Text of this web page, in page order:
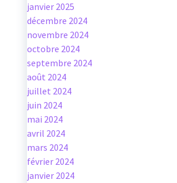
janvier 2025
décembre 2024
novembre 2024
octobre 2024
septembre 2024
août 2024
juillet 2024
juin 2024
mai 2024
avril 2024
mars 2024
février 2024
janvier 2024